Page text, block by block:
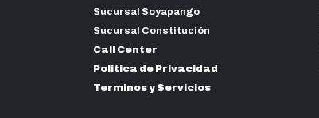
Sucursal Soyapango
Sucursal Constitución
Call Center
Politica de Privacidad
Terminos y Servicios